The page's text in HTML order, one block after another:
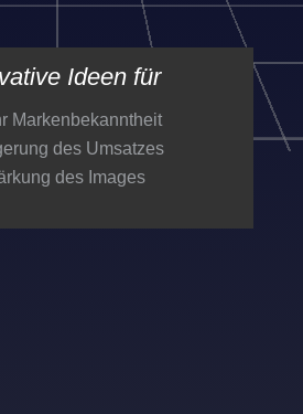
Ideen für
Markenbekanntheit
des Umsatzes
des Images